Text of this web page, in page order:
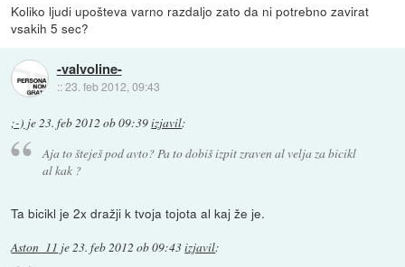
Koliko ljudi upošteva varno razdaljo zato da ni potrebno zavirat
vsakih 5 sec?
-valvoline-
::23. feb 2012, 09:43
;-) je23. feb 2012 ob 09:39izjavil:
Aja to šteješ pod avto? Pa to dobiš izpit zraven al velja za bicikl
al kak ?
Ta bicikl je 2x dražji k tvoja tojota al kaj že je.
Aston_11 je23. feb 2012 ob 09:43izjavil: